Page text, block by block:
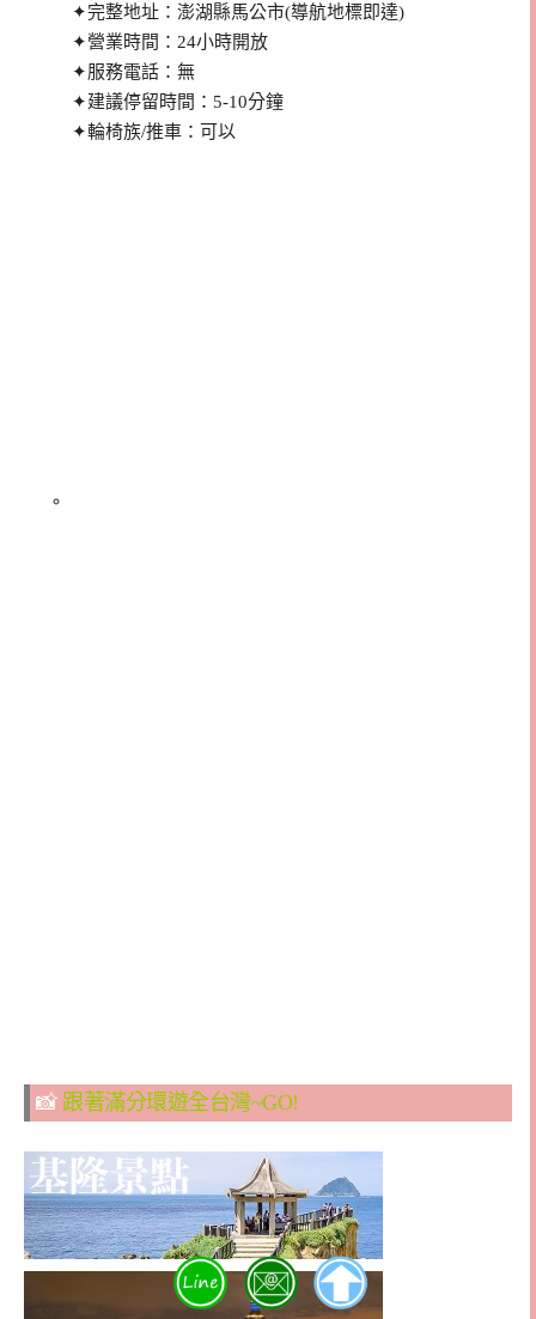
✦完整地址：澎湖縣馬公市(導航地標即達)
✦營業時間：24小時開放
✦服務電話：無
✦建議停留時間：5-10分鐘
✦輪椅族/推車：可以
📸 跟著滿分環遊全台灣~GO!